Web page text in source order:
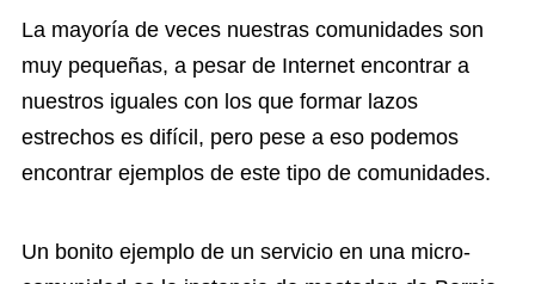
La mayoría de veces nuestras comunidades son
muy pequeñas, a pesar de Internet encontrar a
nuestros iguales con los que formar lazos
estrechos es difícil, pero pese a eso podemos
encontrar ejemplos de este tipo de comunidades.
Un bonito ejemplo de un servicio en una micro-